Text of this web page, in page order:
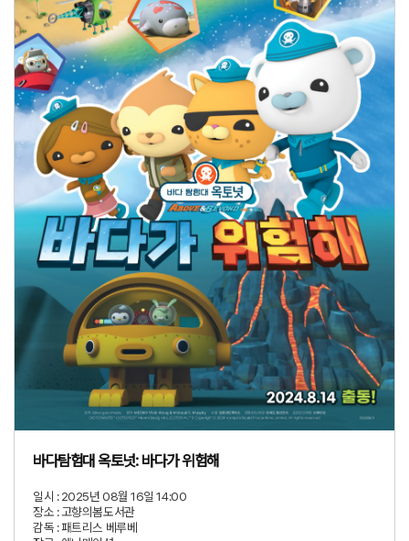
바다탐험대 옥토넛: 바다가 위험해
일시 :2025년 08월 16일 14:00
장소 :고향의봄도서관
감독 :패트리스 베루베